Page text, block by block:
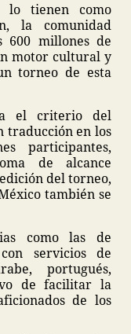
lo tienen como
la comunidad
600 millones de
motor cultural y
torneo de esta
el criterio del
traducción en los
participantes,
de alcance
del torneo,
también se
como las de
servicios de
portugués,
de facilitar la
de los